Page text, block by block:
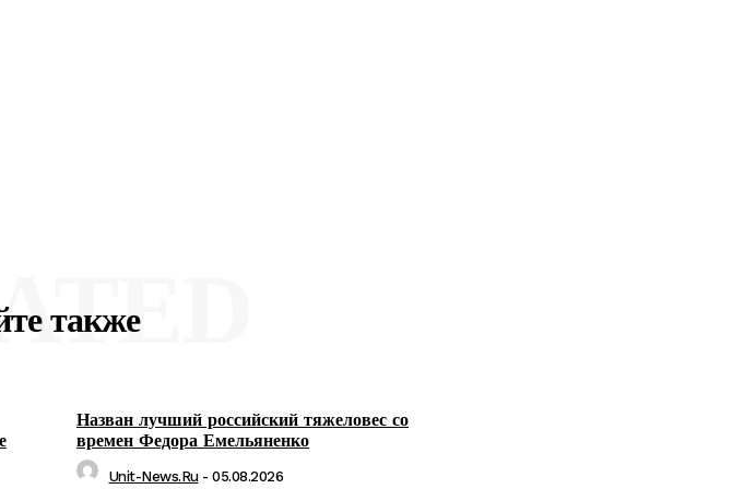
также
Назван лучший российский тяжеловес со
времен Федора Емельяненко
Unit-News.ru - 05.08.2026